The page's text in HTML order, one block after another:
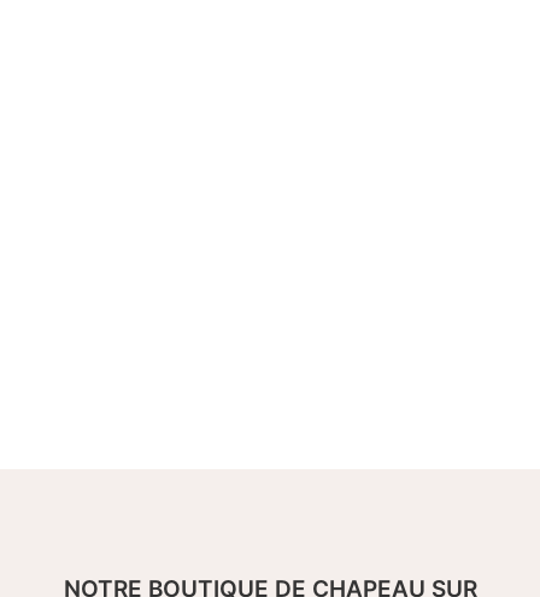
CASQUETTES AVEC UN SAVOIR-FAIRE TOUJOURS RENOUVELÉ
NOTRE BOUTIQUE DE CHAPEAU SUR